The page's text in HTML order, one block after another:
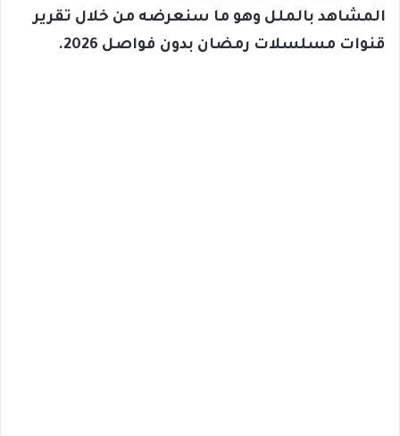
المشاهد بالملل وهو ما سنعرضه من خلال تقرير
قنوات مسلسلات رمضان بدون فواصل 2026.